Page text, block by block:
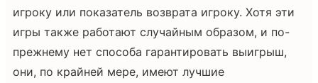
игроку или показатель возврата игроку. Хотя эти
игры также работают случайным образом, и по-
прежнему нет способа гарантировать выигрыш,
они, по крайней мере, имеют лучшие